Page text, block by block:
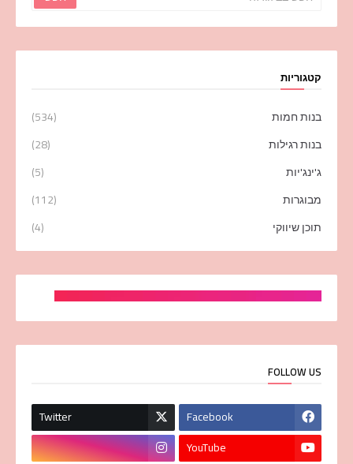
קטגוריות
בנות חמות
(534)
בנות רגילות
(28)
ג'ינג'יות
(5)
מבוגרות
(112)
תוכן שיווקי
(4)
FOLLOW US
Facebook
Twitter
YouTube